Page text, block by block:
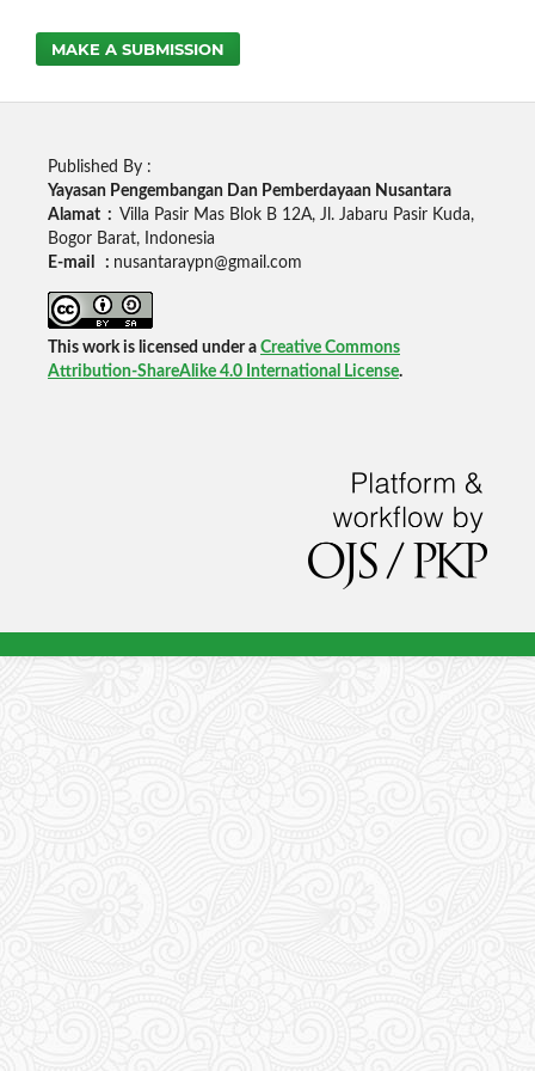
MAKE A SUBMISSION
Published By :
Yayasan Pengembangan Dan Pemberdayaan Nusantara
Alamat : Villa Pasir Mas Blok B 12A, Jl. Jabaru Pasir Kuda,
Bogor Barat, Indonesia
E-mail : nusantaraypn@gmail.com
This work is licensed under a Creative Commons
Attribution-ShareAlike 4.0 International License.